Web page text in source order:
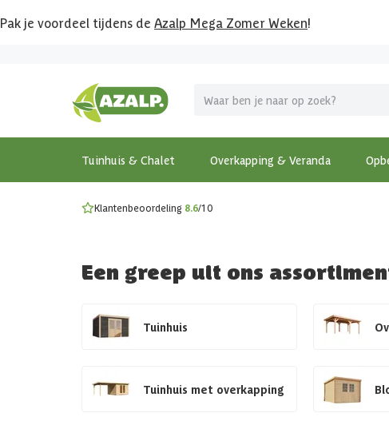
Pak je voordeel tijdens de Azalp Mega Zomer Weken!
Tuinhuis & Chalet Overkapping & Veranda
MEGA zomer kortingen op overkappingen en tuinhuizen!
Bekijk de actiemodellen
Gratis wandplankset
Ontdek onze metalen overkappingen
Klantenbeoordeling 8.6/10
Een greep uit ons
Tuinhuis
Tuinhuis met overkapping